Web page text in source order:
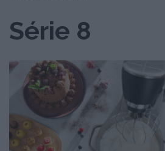
Série 8